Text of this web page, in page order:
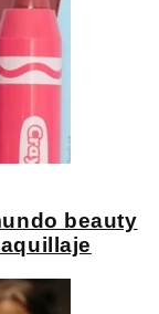
beauty